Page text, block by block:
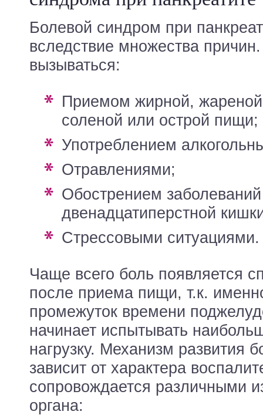
Болевой синдром при
вследствие множества
вызываться:
приемом жирной, жареной, копченой,
соленой или острой пищи;
употреблением
отравлениями;
обострением заболеваний желудка,
двенадцатиперстной
стрессовыми ситуациями.
Чаще всего боль появляется
после приема пищи, т.к.
промежуток времени
начинает испытывать
нагрузку. Механизм развития
зависит от характера
сопровождается различными
органа: